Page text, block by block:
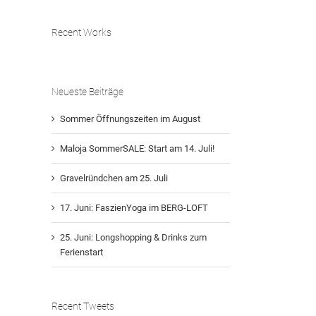
Recent Works
Neueste Beiträge
Sommer Öffnungszeiten im August
Maloja SommerSALE: Start am 14. Juli!
Gravelründchen am 25. Juli
17. Juni: FaszienYoga im BERG-LOFT
25. Juni: Longshopping & Drinks zum
Ferienstart
Recent Tweets